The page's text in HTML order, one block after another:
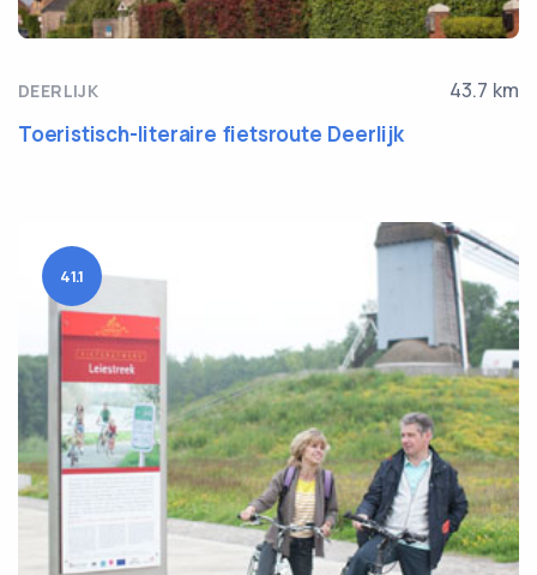
DEERLIJK 43.7 km
Toeristisch-literaire fietsroute Deerlijk
41.1